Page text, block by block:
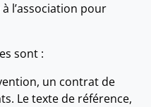
l’association pour
sont :
un contrat de
Le texte de référence,